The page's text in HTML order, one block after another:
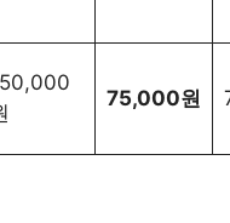
75,000원